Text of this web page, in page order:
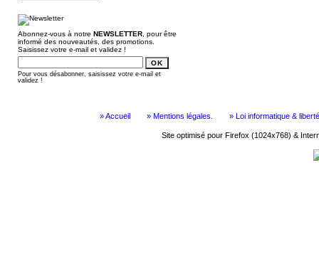
Abonnez-vous à notre NEWSLETTER , pour être
informé des nouveautés, des promotions.
Saisissez votre e-mail et validez !
Pour vous désabonner, saisissez votre e-mail et
validez !
» Accueil » Mentions légales. » Loi informatique &
Site optimisé pour Firefox (1024x768) &